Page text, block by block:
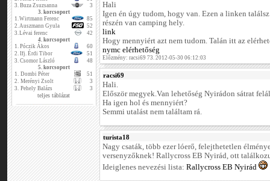
3. Buza Zsuzsanna
3
3. korcsoport
1.Wirtmann Ferenc
85
2.Auszmann Gyula
52
3.Lévai ferenc
42
4. korcsoport
1. Póczik Ákos
60
2. Ifj. Érdi Tibor
51
3. Csomor László
48
5. korcsoport
1. Dombi Péter
51
2. Merényi Zsolt
3
3. Pehely Balázs 3
teljes táblázat
Hali
Igen én úgy tudom, hogy van. Ezen a linken
részén van camping hely.
link
Hogy mennyiért azt nem tudom. Talán itt az
nymc elérhetőség
Előzmény: racsi69 73. 2012-05-30 06:12:03
racsi69
Hali.
Először megyek.Van lehetőség Nyirádon sátrat
Ha igen hol és mennyiért?
Semmi utalást nem találtam rá.
turista18
Nagy csaták, több ezer lóerő, felejthetetlen
versenyzőknek! Rallycross EB Nyirád, ott
Ideiglenes nevezési lista: Rallycross EB Nyirád